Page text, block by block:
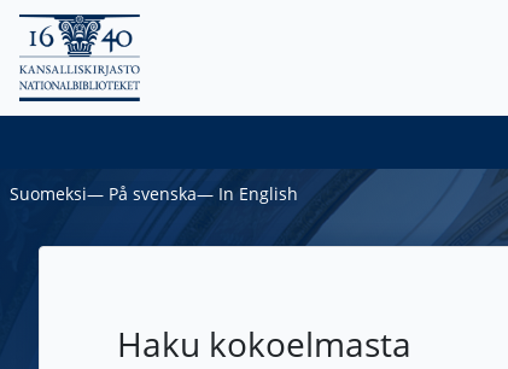
Suomeksi― På svenska― In English
Haku kokoelmasta